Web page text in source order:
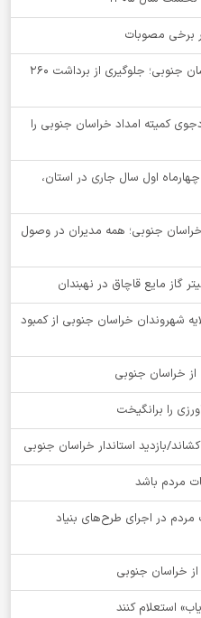
برخی مصوبات
انسداد ۳۴ حلقه چاه غیرمجاز در خراسان جنوبی؛ جلوگیری از برداشت ۲۶۰
بیش از ۵ هزار مددجوی کمیته امداد خراسان جنوبی را
اول سال جاری در استان،
خراسان جنوبی؛ همه مدیران در وصول
شهروندان خراسان جنوبی از کمبود
را برانگیخت
بازدید استاندار خراسان جنوبی
مردم باشد
در اجرای طرح‌های بنیاد
استعلام کنند